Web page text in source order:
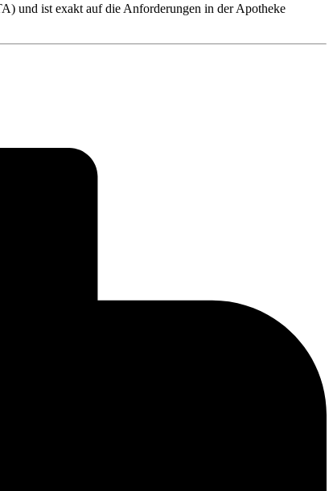
und ist exakt auf die Anforderungen in der Apotheke